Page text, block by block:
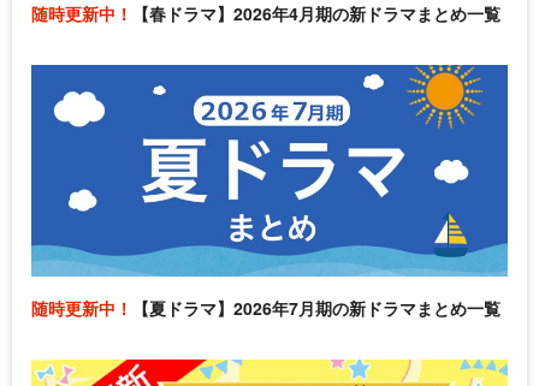
随時更新中！ 【春ドラマ】2026年4月期の新ドラマまとめ一覧
随時更新中！ 【夏ドラマ】2026年7月期の新ドラマまとめ一覧